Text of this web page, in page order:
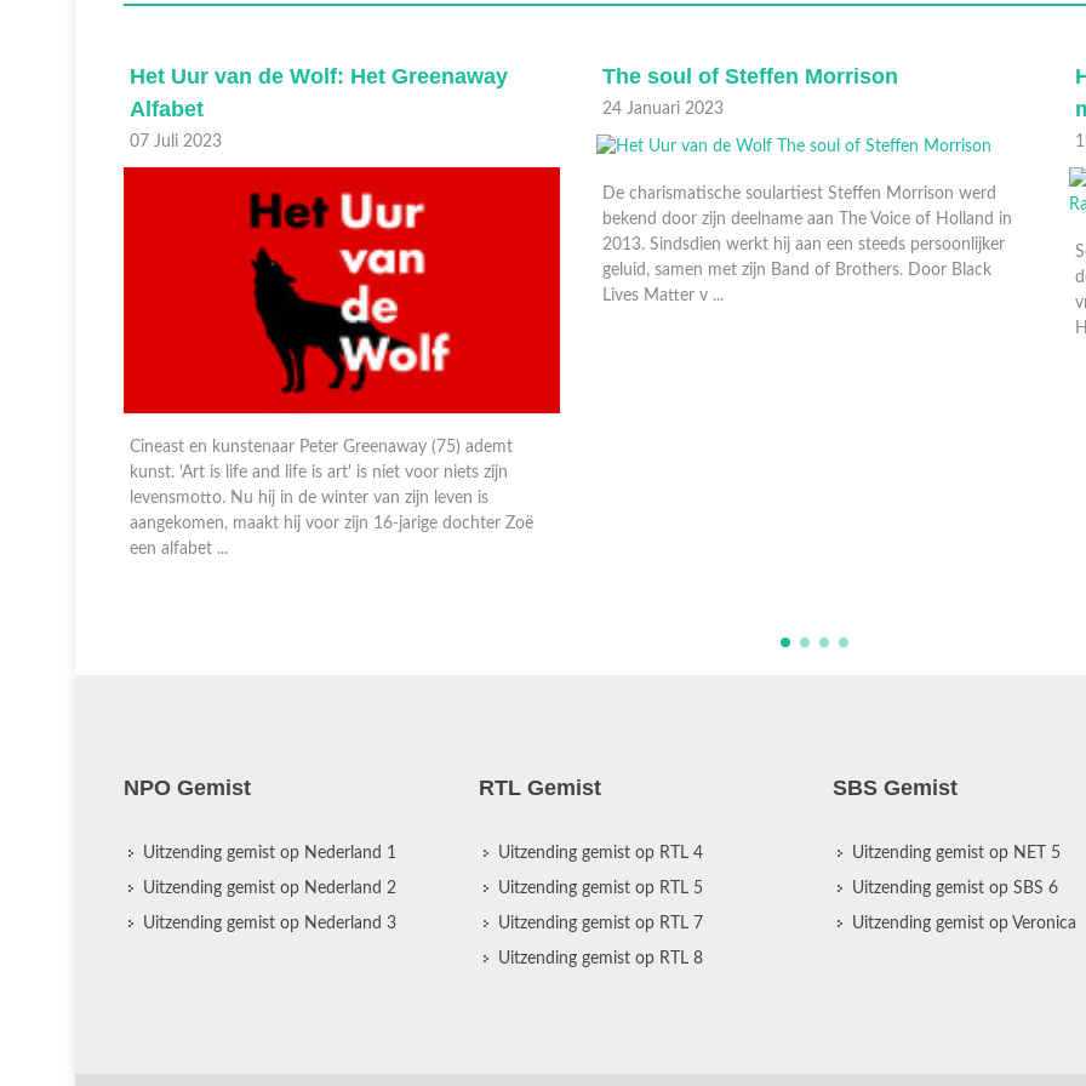
The soul of Steffen Morrison
24 Januari 2023
De charismatische soulartiest Steffen Morrison werd
bekend door zijn deelname aan The Voice of Holland in
2013. Sindsdien werkt hij aan een steeds persoonlijker
geluid, samen met zijn Band of Brothers. Door Black
Lives Matter v ...
Het Uur van de Wolf: Anil Ramdas: Nooit
meer thuis
19 Januari 2023
Schrijver Anil Ramdas laat in 2012 met zijn zelfgekozen
dood Nederland in verbijstering achter. Zelfs zijn beste
vrienden hebben zijn abrupte einde niet zien aankomen.
NPO Gemist
Uitzending gemist op Nederland 1
Uitzending gemist op Nederland 2
Uitzending gemist op Nederland 3
RTL Gemist
Uitzending gemist op RTL 4
Uitzending gemist op RTL 5
Uitzending gemist op RTL 7
Uitzending gemist op RTL 8
SBS Gemist
Uitzending gemist op NET 5
Uitzending gemist op SBS 6
Uitzending gemist op Veronica